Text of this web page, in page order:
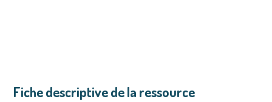
Fiche descriptive de la ressource